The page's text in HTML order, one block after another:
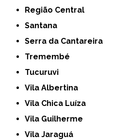
Região Central
Santana
Serra da Cantareira
Tremembé
Tucuruvi
Vila Albertina
Vila Chica Luíza
Vila Guilherme
Vila Jaraguá